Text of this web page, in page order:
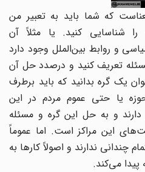
که شما باید به تعبیر من
شناسایی کنید. یا مثلاً آن
و روابط بین‌الملل وجود دارد
تعریف کنید و درصدد حل آن
یک گره بدانید که باید برطرف
یا حتی عموم مردم در این
و به حل این گره و مسئله
این مراکز است. اما عموماً
چندانی ندارند و اصولاً کارها به
می‌کند.